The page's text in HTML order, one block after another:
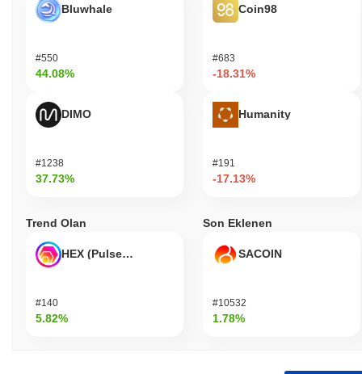
Bluwhale
#550
44.08%
DIMO
#1238
37.73%
Coin98
#683
-18.31%
Humanity
#191
-17.13%
Trend Olan
HEX (Pulsechain)
#140
5.82%
Son Eklenen
SACOIN
#10532
1.78%